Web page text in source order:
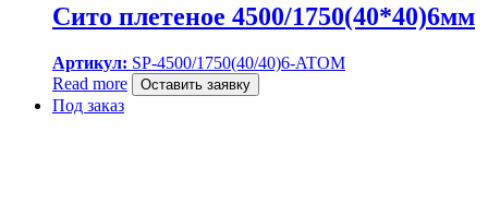
Сито плетеное 4500/1750(40*40)6мм
Артикул: SP-4500/1750(40/40)6-ATOM
Read more
Оставить заявку
Под заказ